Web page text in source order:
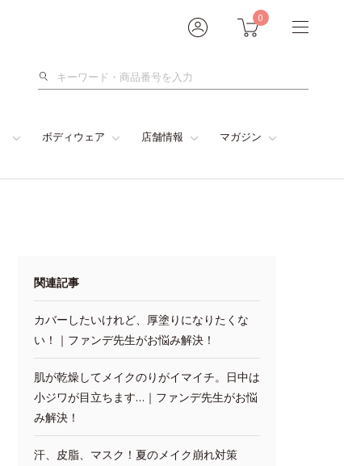
0
検
ボディウェア 店舗情報 マガジン
関連記事
カバーしたいけれど、厚塗りになりたくな
い！｜ファンデ先生がお悩み解決！
肌が乾燥してメイクのりがイマイチ。日中は
小ジワが目立ちます…｜ファンデ先生がお悩
み解決！
汗、皮脂、マスク！夏のメイク崩れ対策